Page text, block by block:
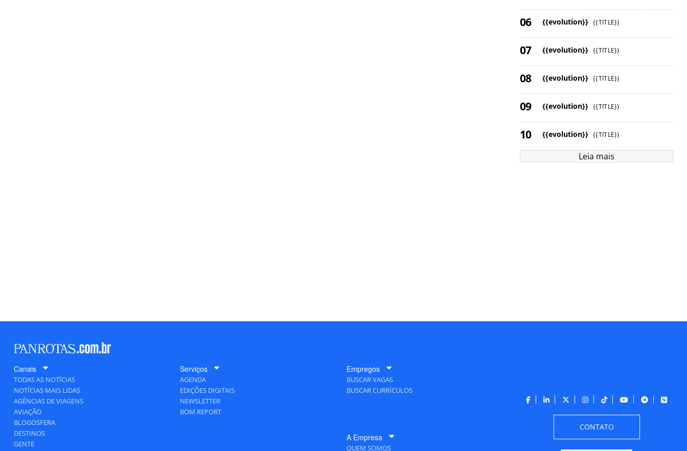
{{evolution}} {{TITLE}}
{{evolution}} {{TITLE}}
{{evolution}} {{TITLE}}
{{evolution}} {{TITLE}}
{{evolution}} {{TITLE}}
Leia mais
Canais
TODAS AS NOTÍCIAS
NOTÍCIAS MAIS LIDAS
AGÊNCIAS DE VIAGENS
AVIAÇÃO
BLOGOSFERA
DESTINOS
GENTE
Serviços
AGENDA
EDIÇÕES DIGITAIS
NEWSLETTER
BOM REPORT
Empregos
BUSCAR VAGAS
BUSCAR CURRÍCULOS
A Empresa
QUEM SOMOS
CONTATO